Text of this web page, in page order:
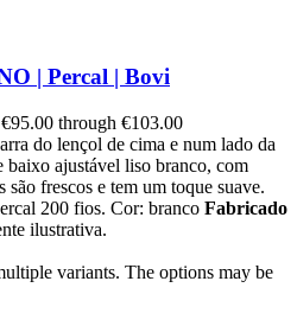
| Percal | Bovi
through €103.00
do lençol de cima e num lado da
ajustável liso branco, com
frescos e tem um toque suave.
200 fios. Cor: branco Fabricado
ilustrativa.
variants. The options may be